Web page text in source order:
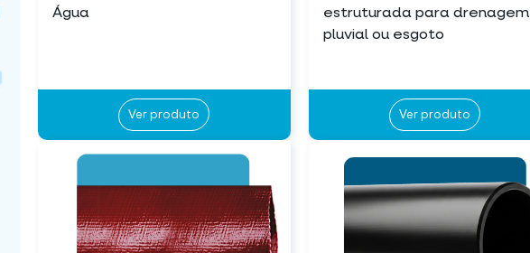
Água
Ver produto
estruturada para drenagem
pluvial ou esgoto
Ver produto